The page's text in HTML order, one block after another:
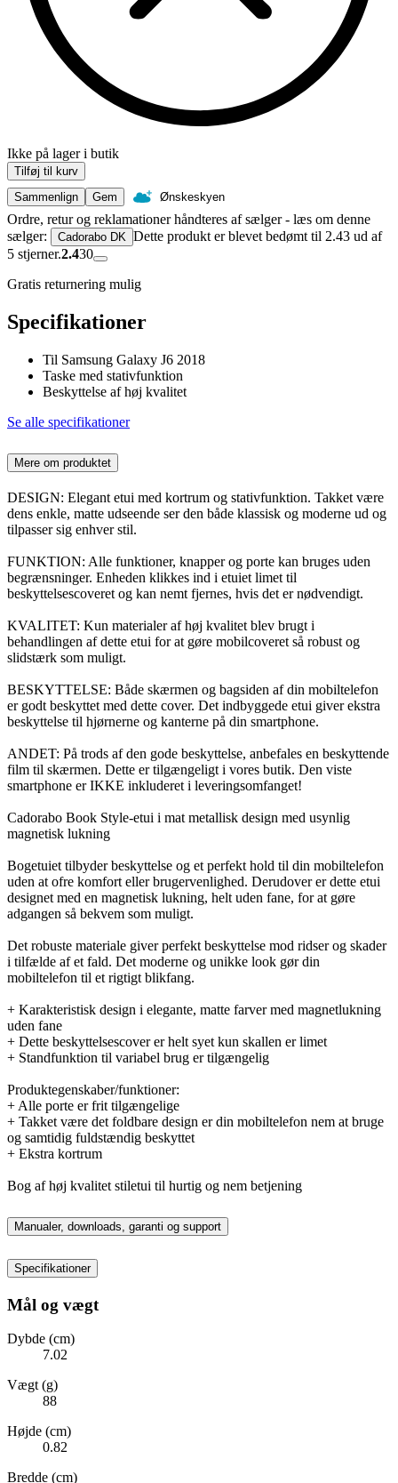
Ikke på lager i butik
Tilføj til kurv
Sammenlign
Gem Ønskeskyen
Ordre, retur og reklamationer håndteres af sælger - læs om denne
sælger:
Cadorabo DK Dette produkt er blevet bedømt til 2.43 ud af
5 stjerner.2.430
Gratis returnering mulig
Specifikationer
Til Samsung Galaxy J6 2018
Taske med stativfunktion
Beskyttelse af høj kvalitet
Se alle specifikationer
Mere om produktet
DESIGN: Elegant etui med kortrum og stativfunktion. Takket være
dens enkle, matte udseende ser den både klassisk og moderne ud og
tilpasser sig enhver stil.
FUNKTION: Alle funktioner, knapper og porte kan bruges uden
begrænsninger. Enheden klikkes ind i etuiet limet til
beskyttelsescoveret og kan nemt fjernes, hvis det er nødvendigt.
KVALITET: Kun materialer af høj kvalitet blev brugt i
behandlingen af dette etui for at gøre mobilcoveret så robust og
slidstærk som muligt.
BESKYTTELSE: Både skærmen og bagsiden af din mobiltelefon
er godt beskyttet med dette cover. Det indbyggede etui giver ekstra
beskyttelse til hjørnerne og kanterne på din smartphone.
ANDET: På trods af den gode beskyttelse, anbefales en beskyttende
film til skærmen. Dette er tilgængeligt i vores butik. Den viste
smartphone er IKKE inkluderet i leveringsomfanget!
Cadorabo Book Style-etui i mat metallisk design med usynlig
magnetisk lukning
Bogetuiet tilbyder beskyttelse og et perfekt hold til din mobiltelefon
uden at ofre komfort eller brugervenlighed. Derudover er dette etui
designet med en magnetisk lukning, helt uden fane, for at gøre
adgangen så bekvem som muligt.
Det robuste materiale giver perfekt beskyttelse mod ridser og skader
i tilfælde af et fald. Det moderne og unikke look gør din
mobiltelefon til et rigtigt blikfang.
+ Karakteristisk design i elegante, matte farver med magnetlukning
uden fane
+ Dette beskyttelsescover er helt syet kun skallen er limet
+ Standfunktion til variabel brug er tilgængelig
Produktegenskaber/funktioner:
+ Alle porte er frit tilgængelige
+ Takket være det foldbare design er din mobiltelefon nem at bruge
og samtidig fuldstændig beskyttet
+ Ekstra kortrum
Bog af høj kvalitet stiletui til hurtig og nem betjening
Manualer, downloads, garanti og support
Specifikationer
Mål og vægt
Dybde (cm)
7.02
Vægt (g)
88
Højde (cm)
0.82
Bredde (cm)